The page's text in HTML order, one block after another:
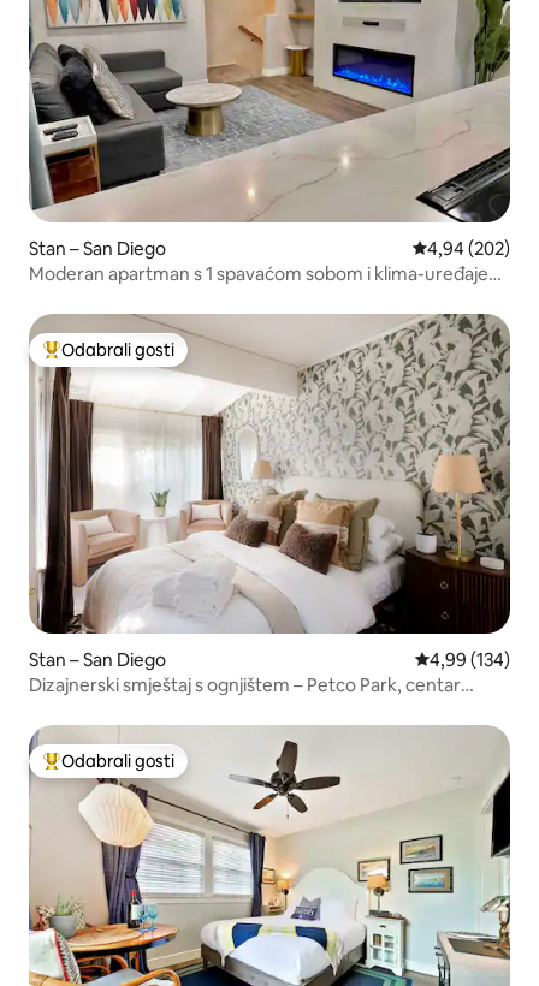
Stan – San Diego Prosječna
4,94 (202)
Moderan apartman s 1 spavaćom sobom i klima-uređajem
Među najviše rangiranima s oznakom „Odabrali gosti”
Odabrali gosti
Stan – San Diego Prosječna
4,99 (134)
Dizajnerski smještaj s ognjištem – Petco Park, centar
Među najviše rangiranima s oznakom „Odabrali gosti”
Odabrali gosti